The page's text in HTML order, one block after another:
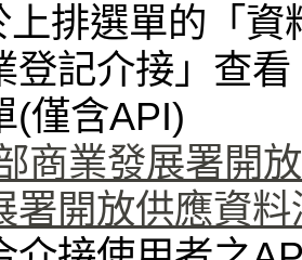
上排選單的「
登記介接」查
(僅含API)
商業發展署開
署開放供應資